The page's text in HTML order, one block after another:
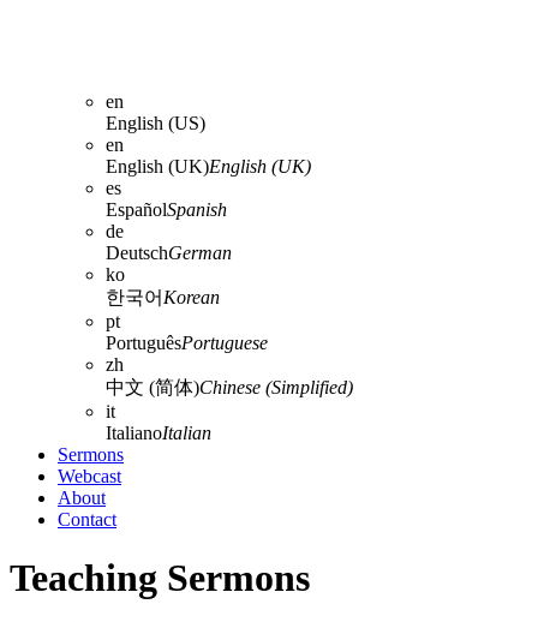
en
English (US)
en
English (UK)English (UK)
es
EspañolSpanish
de
DeutschGerman
ko
한국어 Korean
pt
PortuguêsPortuguese
zh
中文 (简体)Chinese (Simplified)
it
ItalianoItalian
Sermons
Webcast
About
Contact
Teaching Sermons